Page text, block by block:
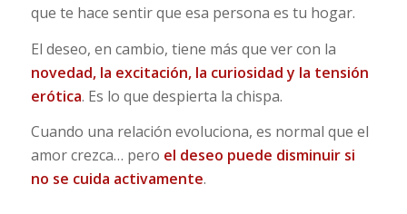
que te hace sentir que esa persona es tu hogar.
El deseo, en cambio, tiene más que ver con la
novedad, la excitación, la curiosidad y la tensión
erótica. Es lo que despierta la chispa.
Cuando una relación evoluciona, es normal que el
amor crezca… pero el deseo puede disminuir si
no se cuida activamente.